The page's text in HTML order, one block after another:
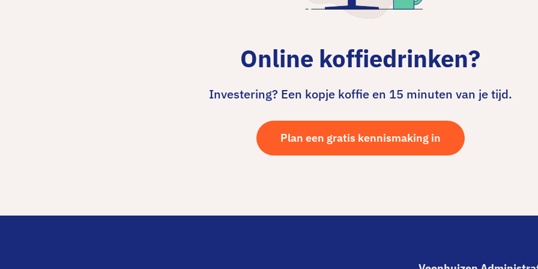
Online koffiedrinken?
Investering? Een kopje koffie en 15 minuten van je tijd.
Plan een gratis kennismaking in